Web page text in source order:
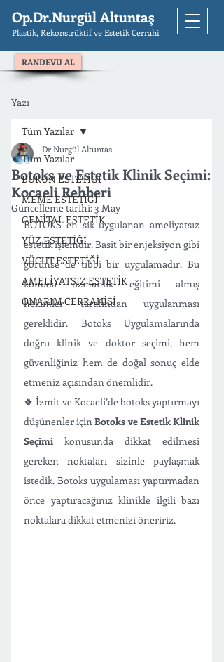
Op.Dr.Nurgül Altuntaş
Plastik, Rekonstrüktif ve Estetik Cerrahi
RANDEVU AL
Yazı
Tüm Yazılar
BURUN ESTETİĞİ
MEME ESTETİĞİ
GENİTAL ESTETİK
YÜZ ESTETİĞİ
VÜCUT ESTETİĞİ
AMELİYATSIZ ESTETİK
ONARIM CERRAHİSİ
Tüm Yazılar
Botoks ve Estetik Klinik Seçimi:
Kocaeli Rehberi
Dr.Nurgül Altuntas
Güncelleme tarihi:3 May
BOTOKS en sık uygulanan ameliyatsız
estetik işlemdir. Basit bir enjeksiyon gibi
görünse de tıbbi bir uygulamadır. Bu
konuda uzmanlık eğitimi almış
hekimler tarafından uygulanması
gereklidir. Botoks Uygulamalarında
doğru klinik ve doktor seçimi, hem
güvenliğiniz hem de doğal sonuç elde
etmeniz açısından önemlidir.
🍀 İzmit ve Kocaeli’de botoks yaptırmayı
düşünenler için Botoks ve Estetik Klinik
Seçimi konusunda
dikkat edilmesi
gereken noktaları sizinle paylaşmak
istedik. Botoks uygulaması yaptırmadan
önce yaptıracağınız klinikle ilgili bazı
noktalara dikkat etmenizi öneririz.